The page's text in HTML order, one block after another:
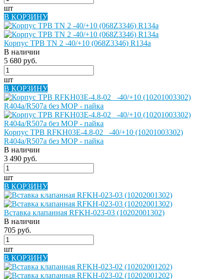
шт
В КОРЗИНУ
Корпус ТРВ TN 2 -40/+10 (068Z3346) R134a
В наличии
5 680 руб.
шт
В КОРЗИНУ
Корпус ТРВ RFKH03E-4.8-02_ -40/+10 (10201003302)
R404a/R507a без МОР - пайка
В наличии
3 490 руб.
шт
В КОРЗИНУ
Вставка клапанная RFKH-023-03 (10202001302)
В наличии
705 руб.
шт
В КОРЗИНУ